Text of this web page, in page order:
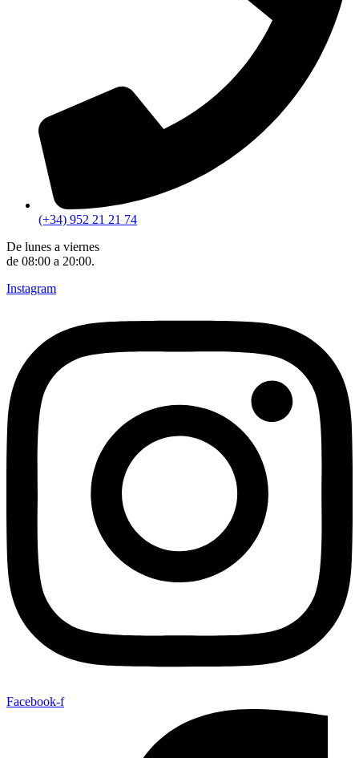
(+34) 952 21 21 74
De lunes a viernes
de 08:00 a 20:00.
Instagram
Facebook-f